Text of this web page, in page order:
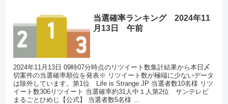
当選確率ランキング 2024年11
月13日 午前
2024年11月13日 09時07分時点のリツイート数集計結果から本日〆
切案件の当選確率順位を発表※ リツイート数が極端に少ないデータ
は除外しています。第1位 Life is Strange JP 当選者数10名様 リツ
イート数306リツイート 当選確率約31人中１人第2位 サンテレビ
まるごとひめじ【公式】 当選者数5名様 ...